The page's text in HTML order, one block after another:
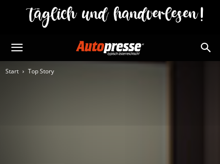
Start Top Story